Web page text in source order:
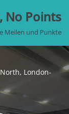
No Points
Meilen und Punkte
London-